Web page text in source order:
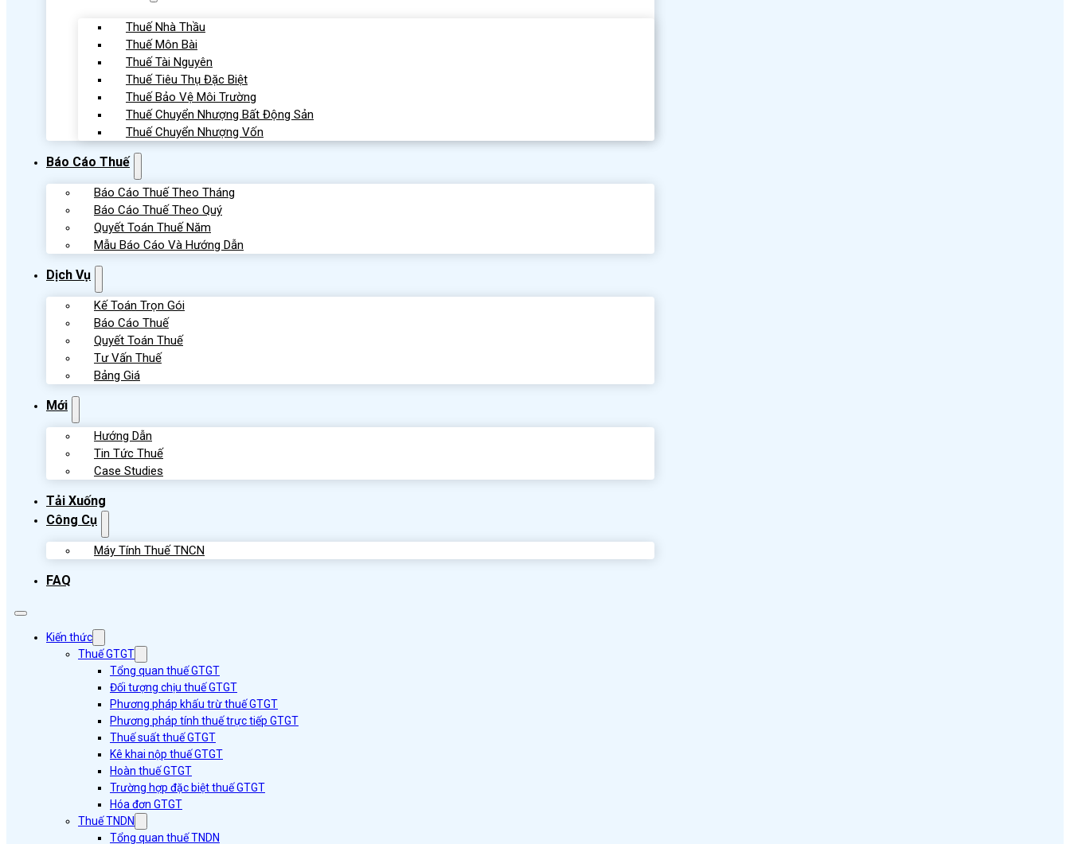
Thuế Nhà Thầu
Thuế Môn Bài
Thuế Tài Nguyên
Thuế Tiêu Thụ Đặc Biệt
Thuế Bảo Vệ Môi Trường
Thuế Chuyển Nhượng Bất Động Sản
Thuế Chuyển Nhượng Vốn
Báo Cáo Thuế
Báo Cáo Thuế Theo Tháng
Báo Cáo Thuế Theo Quý
Quyết Toán Thuế Năm
Mẫu Báo Cáo Và Hướng Dẫn
Dịch Vụ
Kế Toán Trọn Gói
Báo Cáo Thuế
Quyết Toán Thuế
Tư Vấn Thuế
Bảng Giá
Mới
Hướng Dẫn
Tin Tức Thuế
Case Studies
Tải Xuống
Công Cụ
Máy Tính Thuế TNCN
FAQ
Kiến thức
Thuế GTGT
Tổng quan thuế GTGT
Đối tượng chịu thuế GTGT
Phương pháp khấu trừ thuế GTGT
Phương pháp tính thuế trực tiếp GTGT
Thuế suất thuế GTGT
Kê khai nộp thuế GTGT
Hoàn thuế GTGT
Trường hợp đặc biệt thuế GTGT
Hóa đơn GTGT
Thuế TNDN
Tổng quan thuế TNDN